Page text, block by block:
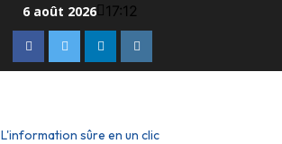
6 août 2026 17:12
L'information sûre en un clic